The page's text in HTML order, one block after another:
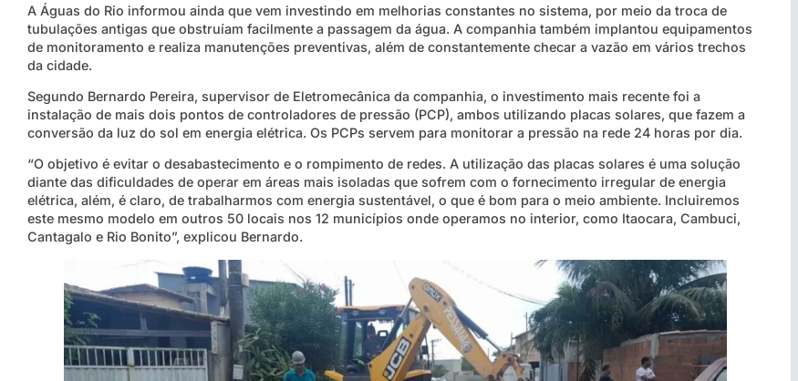
A Águas do Rio informou ainda que vem investindo em melhorias constantes no sistema, por meio da troca de
tubulações antigas que obstruíam facilmente a passagem da água. A companhia também implantou equipamentos
de monitoramento e realiza manutenções preventivas, além de constantemente checar a vazão em vários trechos
da cidade.
Segundo Bernardo Pereira, supervisor de Eletromecânica da companhia, o investimento mais recente foi a
instalação de mais dois pontos de controladores de pressão (PCP), ambos utilizando placas solares, que fazem a
conversão da luz do sol em energia elétrica. Os PCPs servem para monitorar a pressão na rede 24 horas por dia.
“O objetivo é evitar o desabastecimento e o rompimento de redes. A utilização das placas solares é uma solução
diante das dificuldades de operar em áreas mais isoladas que sofrem com o fornecimento irregular de energia
elétrica, além, é claro, de trabalharmos com energia sustentável, o que é bom para o meio ambiente. Incluiremos
este mesmo modelo em outros 50 locais nos 12 municípios onde operamos no interior, como Itaocara, Cambuci,
Cantagalo e Rio Bonito”, explicou Bernardo.